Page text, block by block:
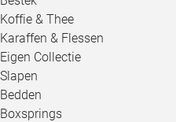
Koffie & Thee
Karaffen & Flessen
Eigen Collectie
Slapen
Bedden
Boxsprings